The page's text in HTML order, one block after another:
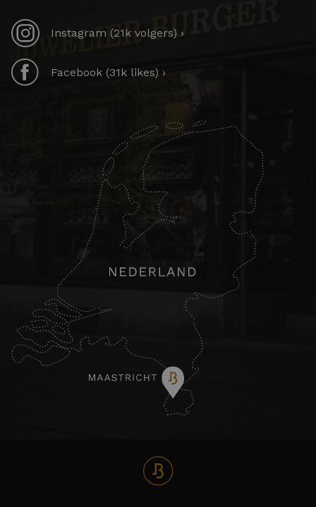
Instagram (21k volgers) ›
Facebook (31k likes) ›